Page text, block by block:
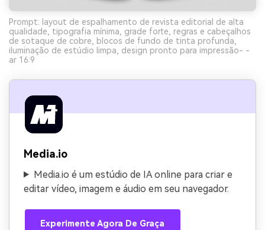
Prompt: layout de espalhamento de revista editorial de alta
qualidade, tipografia mínima, grade forte, regras e cabeçalhos
de sotaque de cobre, blocos de fundo de tinta profunda,
iluminação de estúdio limpa, design pronto para impressão- -
ar 16:9
Media.io
Media.io é um estúdio de IA online para criar e
editar vídeo, imagem e áudio em seu navegador.
Experimente Agora De Graça